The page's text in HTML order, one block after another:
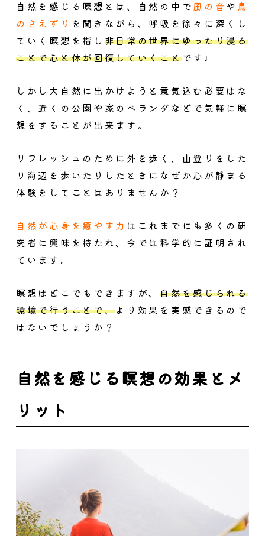
自然を感じる瞑想とは、自然の中で風の音 や 鳥
のさえずり を聞きながら、呼吸を徐々に深くし
ていく瞑想を指し 非日常の世界にゆったり浸る
ことで心と体が回復していくことです♩
しかし大自然に出かけようと意気込む必要はな
く、近くの公園や家のベランダなどで気軽に瞑
想をすることが出来ます。
リフレッシュのために外を歩く、山登りをした
り海辺を歩いたりしたときになぜか心が静まる
体験をしてことはありませんか？
自然が心身を癒やす力 はこれまでにも多くの研
究者に興味を持たれ、今では科学的に証明され
ています。
瞑想はどこでもできますが、自然を感じられる
環境で行うことで、より効果を実感できるので
はないでしょうか？
自然を感じる瞑想の効果とメ
リット